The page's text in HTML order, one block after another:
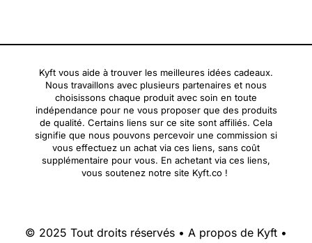
Kyft vous aide à trouver les meilleures idées cadeaux.
Nous travaillons avec plusieurs partenaires et nous
choisissons chaque produit avec soin en toute
indépendance pour ne vous proposer que des produits
de qualité. Certains liens sur ce site sont affiliés. Cela
signifie que nous pouvons percevoir une commission si
vous effectuez un achat via ces liens, sans coût
supplémentaire pour vous. En achetant via ces liens,
vous soutenez notre site Kyft.co !
© 2025 Tout droits réservés • A propos de Kyft •